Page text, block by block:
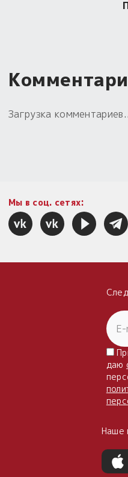
Загрузка
Мы в соц. сетях:
даю
Наше